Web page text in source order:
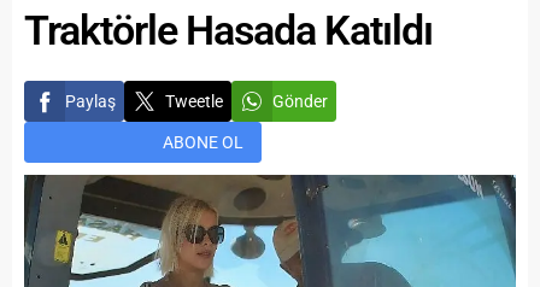
Traktörle Hasada Katıldı
Paylaş Tweetle Gönder
ABONE OL